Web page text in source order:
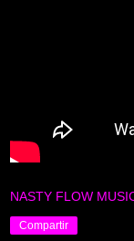
NASTY FLOW
Compartir